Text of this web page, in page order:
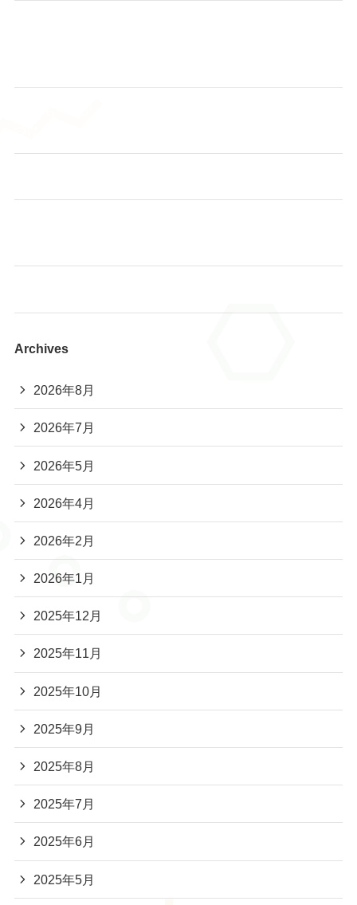
Archives
2026年8月
2026年7月
2026年5月
2026年4月
2026年2月
2026年1月
2025年12月
2025年11月
2025年10月
2025年9月
2025年8月
2025年7月
2025年6月
2025年5月